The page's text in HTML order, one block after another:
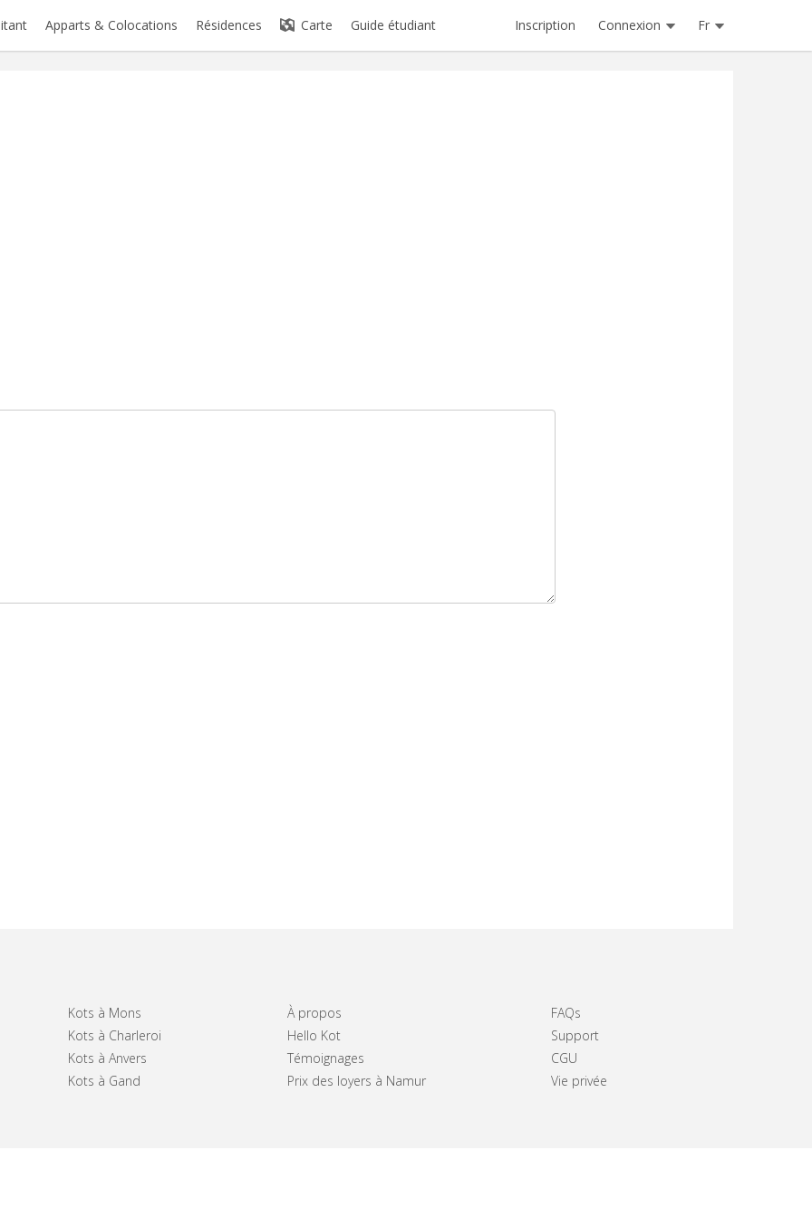
Apparts & Colocations Résidences Carte Guide étudiant Inscription Connexion Fr
Kots à Mons
Kots à Charleroi
Kots à Anvers
Kots à Gand
À propos
Hello Kot
Témoignages
Prix des loyers à Namur
FAQs
Support
CGU
Vie privée